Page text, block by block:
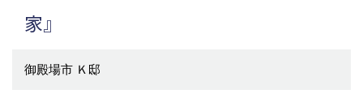
家』
御殿場市 Ｋ邸